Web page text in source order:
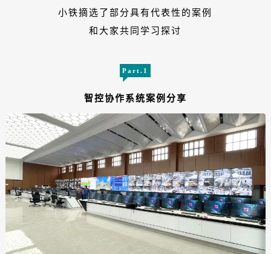
小铁摘选了部分具有代表性的案例
和大家共同学习探讨
Part.1
智控协作系统案例分享